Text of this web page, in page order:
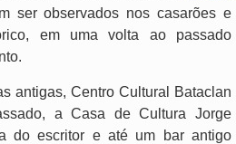
ser observados nos casarões e
em uma volta ao passado
antigas, Centro Cultural Bataclan
a Casa de Cultura Jorge
do escritor e até um bar antigo